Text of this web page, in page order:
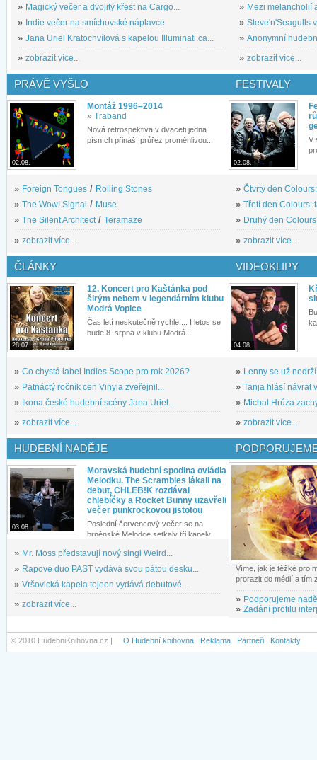
» Magický večer a dvojitý křest na Cargo...
» Indie večer na smíchovské náplavce
» Jana Uriel Kratochvílová s kapelou Illuminati.ca...
» zobrazit více...
» Mezi melancholií
» Steve'n'Seagulls
» Anonymní
» zobrazit více...
PRÁVĚ VYŠLO
02.08.
Montáž 1996–2014
» Traband
Nová retrospektiva v dvaceti jedna
písních přináší průřez proměnlivou...
» Foreign Tongues / Rolling Stones
» The Wow! Signal / Muse
» The Silent Architect/ Teramaze
» zobrazit více...
FESTIVALY
02.08.
V
» Čtvrtý den
» Třetí den Colours:
» Druhý den
» zobrazit více...
ČLÁNKY
28.07.
12. Koncert pro Kaštánka pod
širým nebem v legendárním klubu
Modrá Vopice
Čas letí neskutečně rychle.... I letos se
bude 8. srpna v klubu Modrá...
» Co chystá label Indies Scope pro rok 2026?
» Patnáctý ročník cen Vinyla zveřejnil...
» Ikona české hudební scény Jana Uriel...
» zobrazit více...
VIDEOKLIPY
04.08.
» Lenny se už
» Tanja hlásí návrat
» Michal Hrůza
» zobrazit více...
HUDEBNÍ NADĚJE
03.08.
Moravská hudební spodina ovládla
Melodku. The Scrambles lákali na
debut, CHLEB!K rozdával
chlebíčky a Rocket Bunny uzavřeli
večer punkrockovou jistotou
Poslední červencový večer se na
brněnské Melodce setkaly tři kapely...
» Mr. Moss představují nový singl Weird...
» Rapové duo PAST vydává svou pátou desku...
» Vršovická kapela tojeon vydává debutové...
» zobrazit více...
Víme, jak je těžké pro
prorazit do médií a tím
» Podporujeme
» Zadání profilu
© 2010 HudebniKnihovna.cz | O Hudební knihovna Reklama Partneři Kontakty